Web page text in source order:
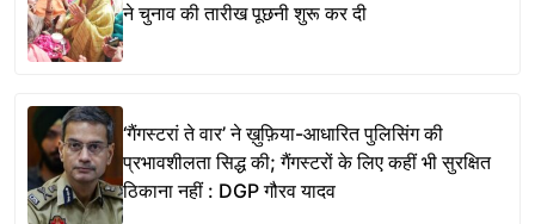
ने चुनाव की तारीख पूछनी शुरू कर दी
‘गैंगस्टरां ते वार’ ने ख़ुफ़िया-आधारित पुलिसिंग की
प्रभावशीलता सिद्ध की; गैंगस्टरों के लिए कहीं भी सुरक्षित
ठिकाना नहीं : DGP गौरव यादव